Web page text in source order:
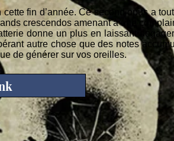
fin d’année. Ce second opus a tout
crescendos amenant à une
donne un plus en laissant
autre chose que des notes
de générer sur vos oreilles.